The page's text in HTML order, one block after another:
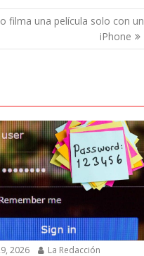
filma una película solo con un
iPhone
2026 La Redacción